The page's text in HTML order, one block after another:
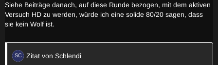
Siehe Beiträge danach, auf diese Runde bezogen, mit dem aktiven
Versuch HD zu werden, würde ich eine solide 80/20 sagen, dass
sie kein Wolf ist.
Zitat von Schlendi